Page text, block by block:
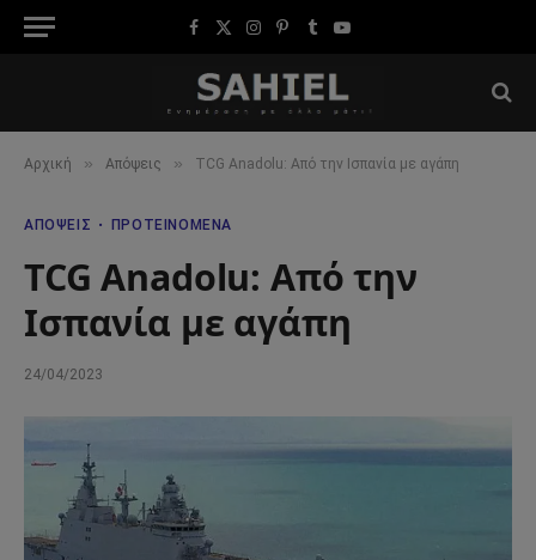
Facebook
X
Instagram
Pinterest
TumblrYouTube
Αρχική » Απόψεις » TCG Anadolu: Από την Ισπανία με αγάπη
ΑΠΌΨΕΙΣ ΠΡΟΤΕΙΝΌΜΕΝΑ
TCG Anadolu: Από την
Ισπανία με αγάπη
24/04/2023